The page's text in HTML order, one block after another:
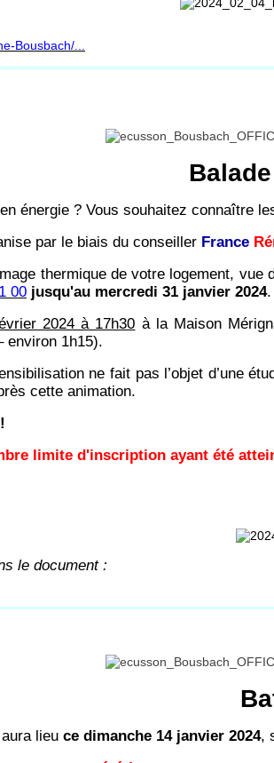
Bousbach/...
énergie ? Vous souhaitez connaître
par le biais du conseiller France
thermique de votre logement,
00 jusqu'au mercredi 31 janvier 2024.
2024 à 17h30 à la Maison
environ 1h15).
ne fait pas l’objet d’une
cette animation.
limite d'inscription ayant été
le document :
lieu ce dimanche 14 janvier 2024,